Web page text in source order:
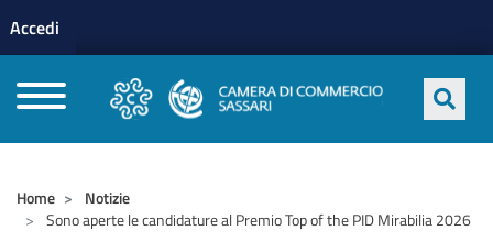
profilo utente
Accedi
Home
Notizie
Sono aperte le candidature al Premio Top of the PID Mirabilia 2026